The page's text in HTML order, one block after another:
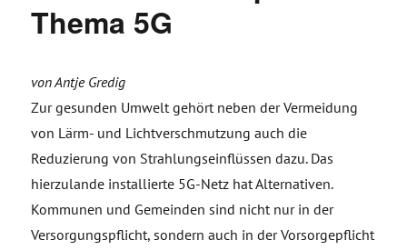
Thema 5G
von Antje Gredig
Zur gesunden Umwelt gehört neben der Vermeidung
von Lärm- und Lichtverschmutzung auch die
Reduzierung von Strahlungseinflüssen dazu. Das
hierzulande installierte 5G-Netz hat Alternativen.
Kommunen und Gemeinden sind nicht nur in der
Versorgungspflicht, sondern auch in der Vorsorgepflicht